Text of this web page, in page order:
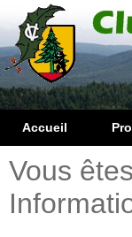
Accueil
Vous